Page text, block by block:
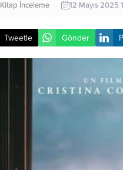
Kitap İnceleme 12 Mayıs 2025
Tweetle Gönder